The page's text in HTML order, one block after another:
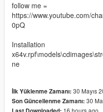
follow me =
https://www.youtube.com/
0pQ
Installation
ne
İlk Yüklenme Zamanı: 30 Mayıs
Son Güncellenme Zamanı: 30